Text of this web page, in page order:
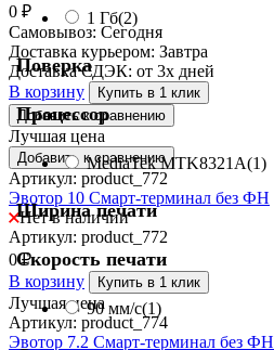
1 Гб(2)
Поверка
Процессор
MediaTek MTK8321A(1)
Ширина печати
Скорость печати
90 мм/с(1)
0 ₽
Самовывоз: Сегодня
Доставка курьером: Завтра
Доставка СДЭК: от 3х дней
В корзину
Купить в 1 клик
Добавить к сравнению
Лучшая цена
Добавить к сравнению
Артикул: product_772
Эвотор 10 Смарт-терминал без ФН
Нет в наличии
Артикул: product_772
0₽
В корзину
Купить в 1 клик
Лучшая цена
Артикул: product_774
Эвотор 7.2 Смарт-терминал без ФН